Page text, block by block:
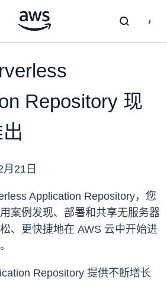
Repository 现
21日
Application Repository，您
案例发现、部署和共享无服务器
、更快捷地在 AWS 云中开始进
Repository 提供不断增长